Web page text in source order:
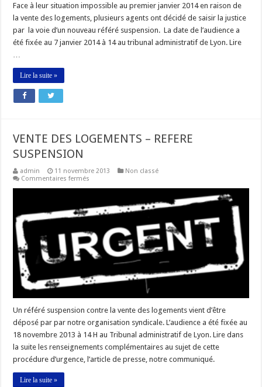
Face à leur situation impossible au premier janvier 2014 en raison de
la vente des logements, plusieurs agents ont décidé de saisir la justice
par la voie d’un nouveau référé suspension. La date de l’audience a
été fixée au 7 janvier 2014 à 14 au tribunal administratif de Lyon. Lire
Lire la suite »
VENTE DES LOGEMENTS – REFERE
SUSPENSION
admin 11 novembre 2013
Non classé
Commentaires fermés
–
REFERE
Un référé suspension contre la vente des logements vient d’être
déposé par par notre organisation syndicale. L’audience a été fixée au
18 novembre 2013 à 14 H au Tribunal administratif de Lyon. Lire dans
la suite les renseignements complémentaires au sujet de cette
procédure d’urgence, l’article de presse, notre communiqué.
Lire la suite »